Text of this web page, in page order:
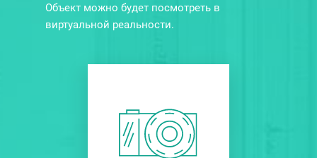
Объект можно будет посмотреть в
виртуальной реальности.